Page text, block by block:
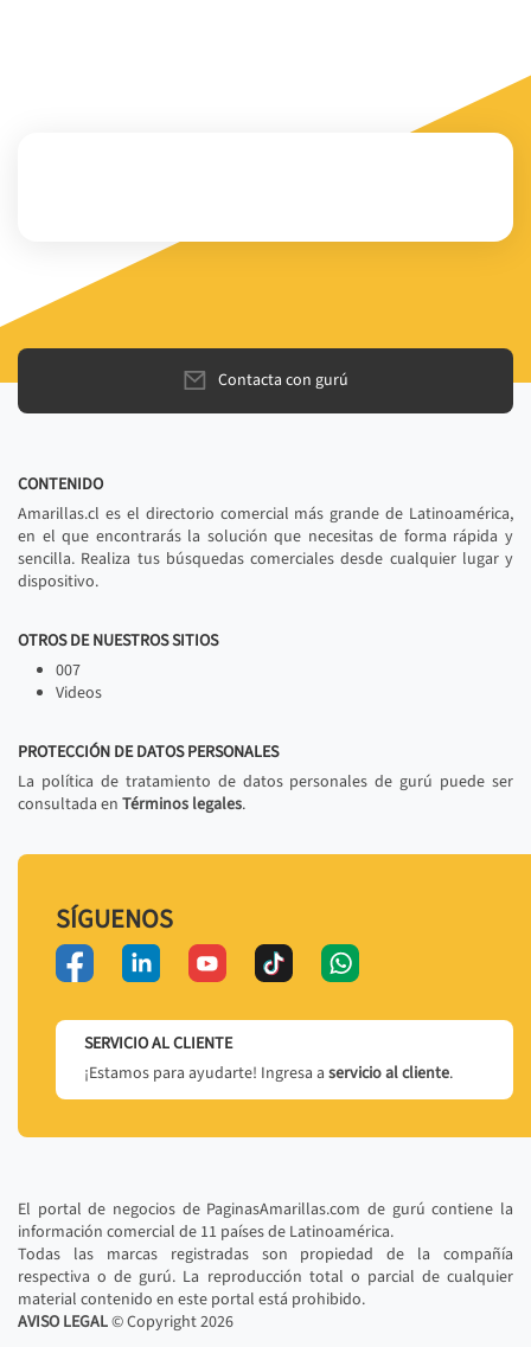
Contacta con gurú
CONTENIDO
Amarillas.cl es el directorio comercial más grande de Latinoamérica,
en el que encontrarás la solución que necesitas de forma rápida y
sencilla. Realiza tus búsquedas comerciales desde cualquier lugar y
dispositivo.
OTROS DE NUESTROS SITIOS
007
Videos
PROTECCIÓN DE DATOS PERSONALES
La política de tratamiento de datos personales de gurú puede ser
consultada en Términos legales.
SÍGUENOS
SERVICIO AL CLIENTE
¡Estamos para ayudarte! Ingresa a servicio al cliente.
El portal de negocios de PaginasAmarillas.com de gurú contiene la
información comercial de 11 países de Latinoamérica.
Todas las marcas registradas son propiedad de la compañía
respectiva o de gurú. La reproducción total o parcial de cualquier
material contenido en este portal está prohibido.
AVISO LEGAL© Copyright2026